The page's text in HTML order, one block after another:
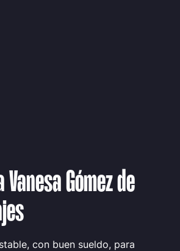
Vanesa Gómez de
con buen sueldo, para